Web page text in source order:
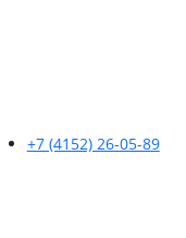
+7 (4152) 26-05-89